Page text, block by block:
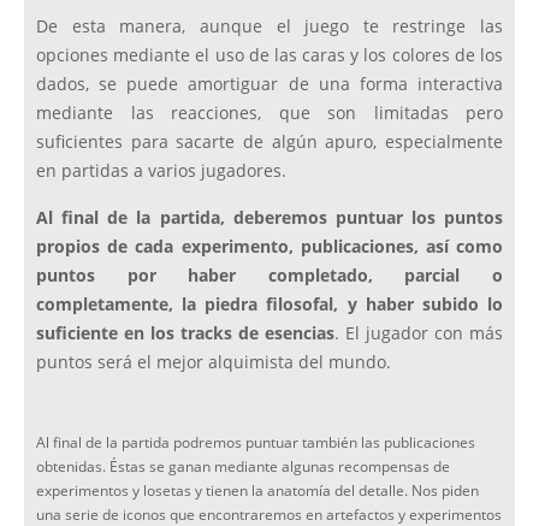
De esta manera, aunque el juego te restringe las
opciones mediante el uso de las caras y los colores de los
dados, se puede amortiguar de una forma interactiva
mediante las reacciones, que son limitadas pero
suficientes para sacarte de algún apuro, especialmente
en partidas a varios jugadores.
Al final de la partida, deberemos puntuar los puntos
propios de cada experimento, publicaciones, así como
puntos por haber completado, parcial o
completamente, la piedra filosofal, y haber subido lo
suficiente en los tracks de esencias. El jugador con más
puntos será el mejor alquimista del mundo.
Al final de la partida podremos puntuar también las publicaciones
obtenidas. Éstas se ganan mediante algunas recompensas de
experimentos y losetas y tienen la anatomía del detalle. Nos piden
una serie de iconos que encontraremos en artefactos y experimentos